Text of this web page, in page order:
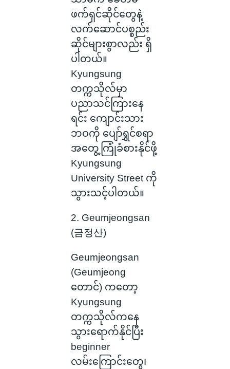
ဖက်ရှင်ဆိုင်တွေနဲ့
လက်ဆောင်ပစ္စည်း
ဆိုင်များစွာလည်း ရှိ
ပါတယ်။
Kyungsung
တက္ကသိုလ်မှာ
ပညာသင်ကြားနေ
ရင်း ကျောင်းသား
ဘဝကို ပျော်ရွှင်စရာ
အတွေ့ကြုံခံစားနိုင်ဖို့
Kyungsung
University Street ကို
သွားသင့်ပါတယ်။
2. Geumjeongsan
(금정산)
Geumjeongsan
(Geumjeong
တောင်) ကတော့
Kyungsung
တက္ကသိုလ်ကနေ
သွားရောက်နိုင်ပြီး
beginner
လမ်းကြောင်းတွေ၊